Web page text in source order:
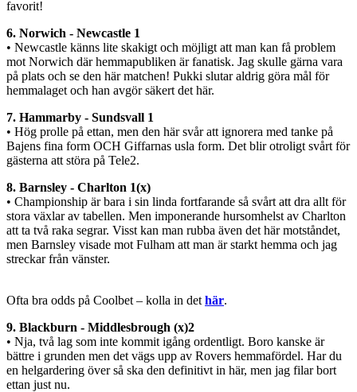
favorit!
6. Norwich - Newcastle 1
• Newcastle känns lite skakigt och möjligt att man kan få problem
mot Norwich där hemmapubliken är fanatisk. Jag skulle gärna vara
på plats och se den här matchen! Pukki slutar aldrig göra mål för
hemmalaget och han avgör säkert det här.
7. Hammarby - Sundsvall 1
• Hög prolle på ettan, men den här svår att ignorera med tanke på
Bajens fina form OCH Giffarnas usla form. Det blir otroligt svårt för
gästerna att störa på Tele2.
8. Barnsley - Charlton 1(x)
• Championship är bara i sin linda fortfarande så svårt att dra allt för
stora växlar av tabellen. Men imponerande hursomhelst av Charlton
att ta två raka segrar. Visst kan man rubba även det här motståndet,
men Barnsley visade mot Fulham att man är starkt hemma och jag
streckar från vänster.
Ofta bra odds på Coolbet – kolla in det här.
9. Blackburn - Middlesbrough (x)2
• Nja, två lag som inte kommit igång ordentligt. Boro kanske är
bättre i grunden men det vägs upp av Rovers hemmafördel. Har du
en helgardering över så ska den definitivt in här, men jag filar bort
ettan just nu.